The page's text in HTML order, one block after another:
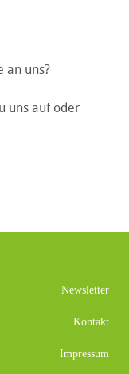
an uns?
uns auf oder
Newsletter
Kontakt
Impressum